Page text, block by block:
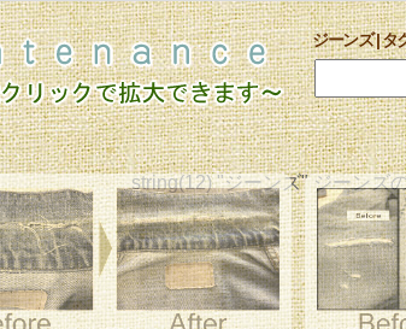
ジーンズ | タ
string(12) "ジーンズ" ジーンズ